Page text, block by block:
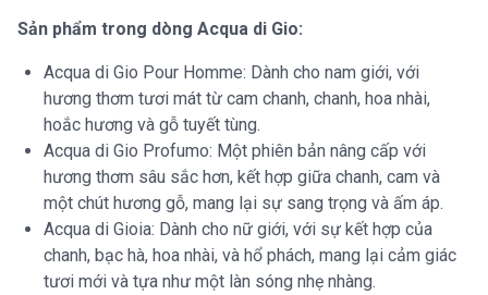
Sản phẩm trong dòng Acqua di Gio:
Acqua di Gio Pour Homme: Dành cho nam giới, với
hương thơm tươi mát từ cam chanh, chanh, hoa nhài,
hoắc hương và gỗ tuyết tùng.
Acqua di Gio Profumo: Một phiên bản nâng cấp với
hương thơm sâu sắc hơn, kết hợp giữa chanh, cam và
một chút hương gỗ, mang lại sự sang trọng và ấm áp.
Acqua di Gioia: Dành cho nữ giới, với sự kết hợp của
chanh, bạc hà, hoa nhài, và hổ phách, mang lại cảm giác
tươi mới và tựa như một làn sóng nhẹ nhàng.